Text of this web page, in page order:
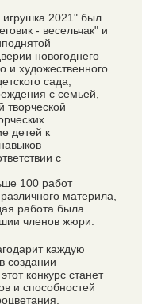
игрушка 2021" был
- весельчак" и
новогоднего
и художественного
сада,
с семьей,
творческой
детей к
с
100 работ
материла,
работа была
членов жюри.
каждую
создании
конкурс станет
и способностей